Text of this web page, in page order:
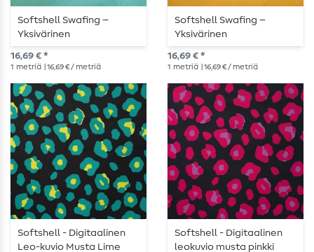
Softshell Swafing –
Yksivärinen
tummanminttu
16,69 € *
1 metriä | 16,69 € / metriä
Softshell Swafing –
Yksivärinen
sinappikeltainen
16,69 € *
1 metriä | 16,69 € / metriä
Softshell - Digitaalinen
Leo-kuvio Musta Lime
Softshell - Digitaalinen
leokuvio musta pinkki